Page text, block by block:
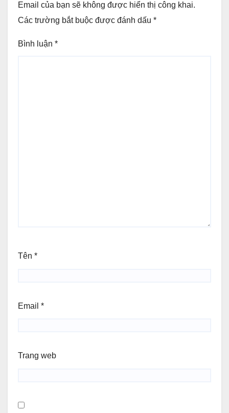
Email của bạn sẽ không được hiển thị công khai.
Các trường bắt buộc được đánh dấu *
Bình luận *
Tên *
Email *
Trang web